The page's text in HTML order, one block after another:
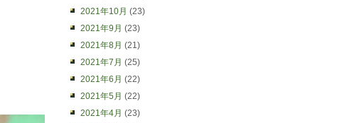
2021年10月 (23)
2021年9月 (23)
2021年8月 (21)
2021年7月 (25)
2021年6月 (22)
2021年5月 (22)
2021年4月 (23)